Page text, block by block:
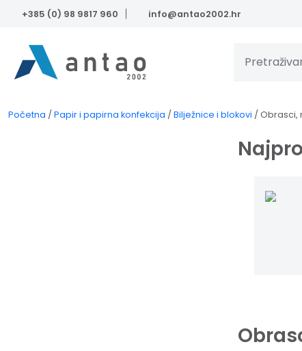
Skip to main content
+385 (0) 98 9817 960 info@antao2002.hr
Početna / Papir i papirna konfekcija / Bilježnice i blokovi / Obrasci,